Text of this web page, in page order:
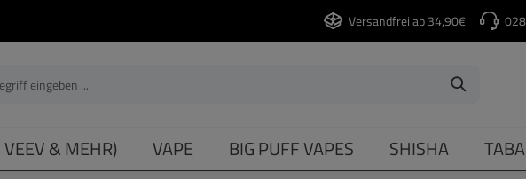
Versandfrei ab 34,90€
VEEV & MEHR) VAPE BIG PUFF VAPES SHISHA